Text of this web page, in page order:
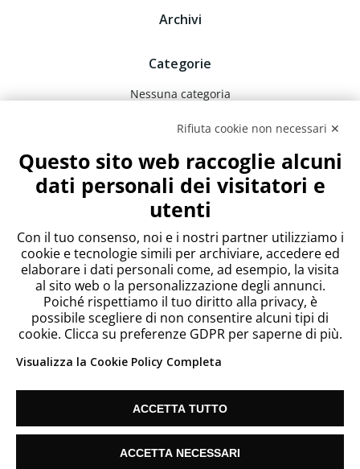
Archivi
Categorie
Nessuna categoria
Meta
Accedi
Feed dei contenuti
Feed dei commenti
WordPress.org
Since 2018 Telecontact List S.L. Vat: ES B67186635 |
Cookie Settings| info@listetelemarketing.net
Rifiuta cookie non necessari ✕
Questo sito web raccoglie alcuni
dati personali dei visitatori e
utenti
Con il tuo consenso, noi e i nostri partner utilizziamo i
cookie e tecnologie simili per archiviare, accedere ed
elaborare i dati personali come, ad esempio, la visita
al sito web o la personalizzazione degli annunci.
Poiché rispettiamo il tuo diritto alla privacy, è
possibile scegliere di non consentire alcuni tipi di
cookie. Clicca su preferenze GDPR per saperne di più.
Visualizza la Cookie Policy Completa
ACCETTA TUTTO
ACCETTA NECESSARI